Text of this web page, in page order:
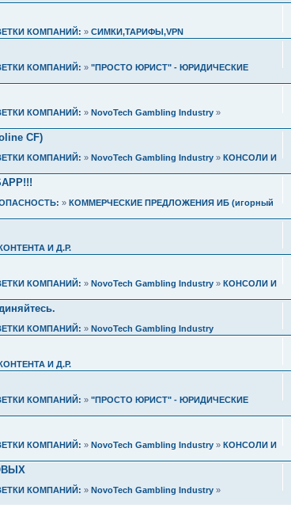
КОМПАНИЙ: » СИМКИ,ТАРИФЫ,VPN
КОМПАНИЙ: » "ПРОСТО ЮРИСТ" - ЮРИДИЧЕСКИЕ
КОМПАНИЙ: » NovoTech Gambling Industry »
CF)
КОМПАНИЙ: » NovoTech Gambling Industry » КОНСОЛИ И
» КОММЕРЧЕСКИЕ ПРЕДЛОЖЕНИЯ ИБ (игорный
И Д.Р.
КОМПАНИЙ: » NovoTech Gambling Industry » КОНСОЛИ И
КОМПАНИЙ: » NovoTech Gambling Industry
И Д.Р.
КОМПАНИЙ: » "ПРОСТО ЮРИСТ" - ЮРИДИЧЕСКИЕ
КОМПАНИЙ: » NovoTech Gambling Industry » КОНСОЛИ И
КОМПАНИЙ: » NovoTech Gambling Industry »